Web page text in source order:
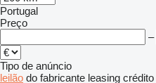
Portugal
Preço
–
Tipo de anúncio
leilão do fabricante leasing crédito